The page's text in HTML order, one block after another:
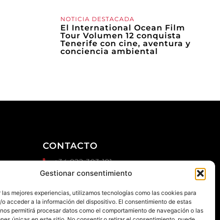
Gestionar consentimiento
las mejores experiencias, utilizamos tecnologías como las cookies para
o acceder a la información del dispositivo. El consentimiento de estas
permitirá procesar datos como el comportamiento de navegación o las
NOTICIA DESTACADA
El International Ocean Film
Tour Volumen 12 conquista
Tenerife con cine, aventura y
conciencia ambiental
CONTACTO
+34 922 303 191
+34 651 786 532
Trabaja con nosotros
Publicidad